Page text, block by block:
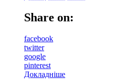
Share on:
facebook
twitter
google
pinterest
Докладніше